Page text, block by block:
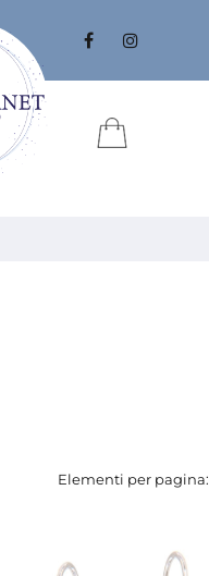
Elementi per pagina: